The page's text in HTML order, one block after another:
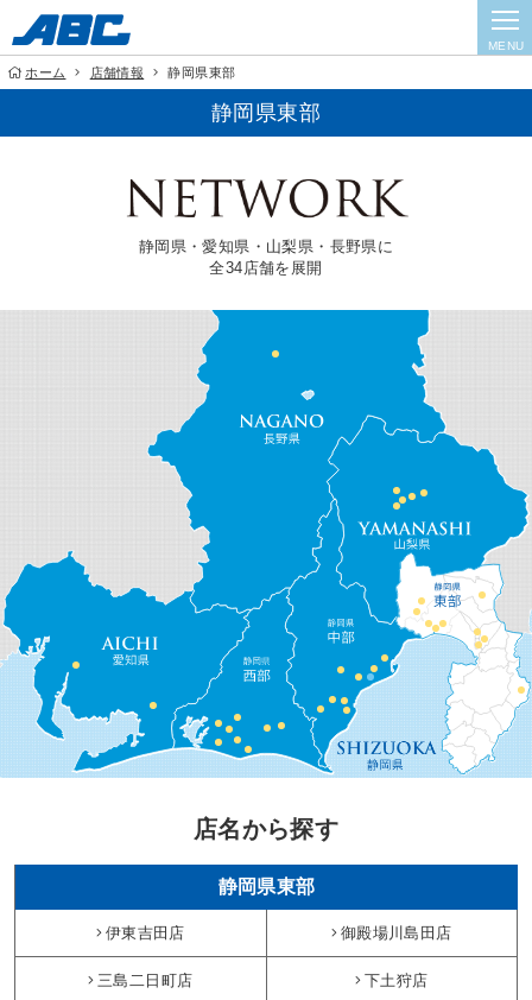
MENU
ホーム 店舗情報 静岡県東部
静岡県東部
静岡県・愛知県・山梨県・長野県に
全34店舗を展開
店名から探す
静岡県東部
伊東吉田店 御殿場川島田店
三島二日町店 下土狩店